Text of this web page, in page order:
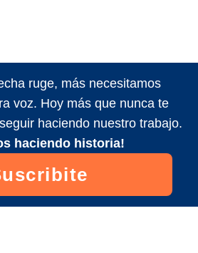
ruge, más necesitamos
voz. Hoy más que nunca te
haciendo nuestro trabajo.
haciendo historia!